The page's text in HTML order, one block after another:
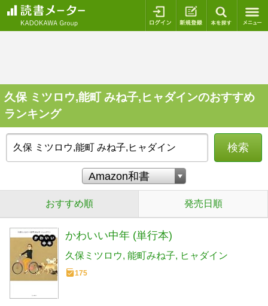
ログイン 新規登録
久保 ミツロウ,能町 みね子,ヒャダインのおすすめ
ランキング
検索
おすすめ順 発売日順
かわいい中年 (単行本)
久保ミツロウ 能町みね子 ヒャダイン
175